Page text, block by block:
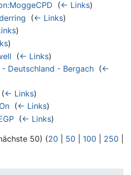
(← Links)
(← Links)
)
)
(← Links)
Deutschland - Bergach‎ (←
(← Links)
‎ (← Links)
‎ (← Links)
50) (20 50 100 250